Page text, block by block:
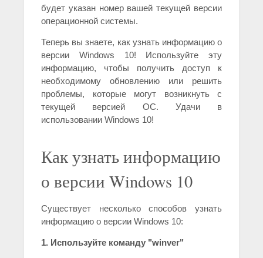
будет указан номер вашей текущей версии
операционной системы.
Теперь вы знаете, как узнать информацию о
версии Windows 10! Используйте эту
информацию, чтобы получить доступ к
необходимому обновлению или решить
проблемы, которые могут возникнуть с
текущей версией ОС. Удачи в
использовании Windows 10!
Как узнать информацию
о версии Windows 10
Существует несколько способов узнать
информацию о версии Windows 10:
1. Используйте команду "winver"